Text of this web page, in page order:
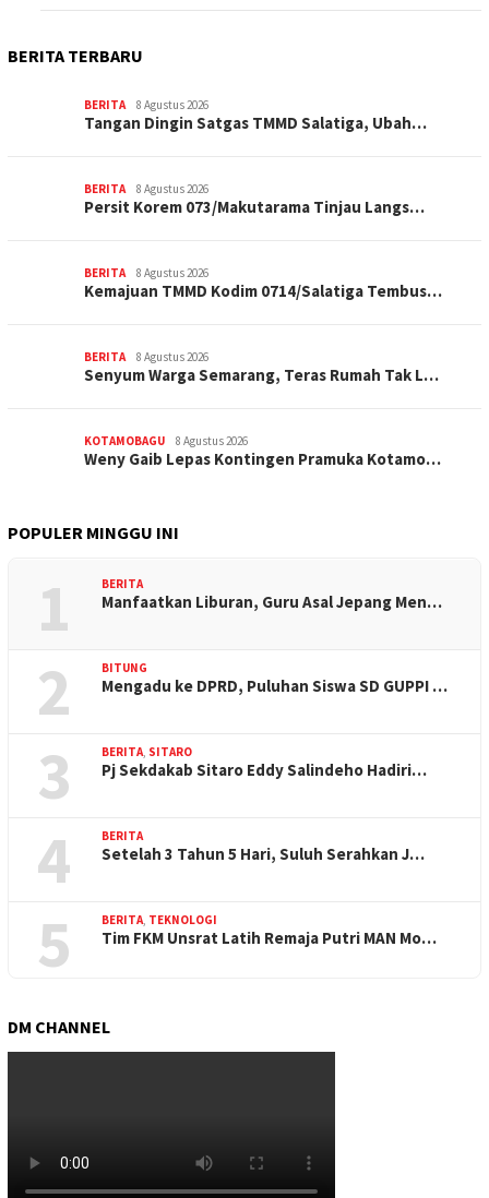
BERITA TERBARU
BERITA 8 Agustus 2026
Tangan Dingin Satgas TMMD Salatiga, Ubah…
BERITA 8 Agustus 2026
Persit Korem 073/Makutarama Tinjau Langs…
BERITA 8 Agustus 2026
Kemajuan TMMD Kodim 0714/Salatiga Tembus…
BERITA 8 Agustus 2026
Senyum Warga Semarang, Teras Rumah Tak L…
KOTAMOBAGU 8 Agustus 2026
Weny Gaib Lepas Kontingen Pramuka Kotamo…
POPULER MINGGU INI
1 BERITA
Manfaatkan Liburan, Guru Asal Jepang Men…
2 BITUNG
Mengadu ke DPRD, Puluhan Siswa SD GUPPI …
3 BERITA, SITARO
Pj Sekdakab Sitaro Eddy Salindeho Hadiri…
4 BERITA
Setelah 3 Tahun 5 Hari, Suluh Serahkan J…
5 BERITA, TEKNOLOGI
Tim FKM Unsrat Latih Remaja Putri MAN Mo…
DM CHANNEL